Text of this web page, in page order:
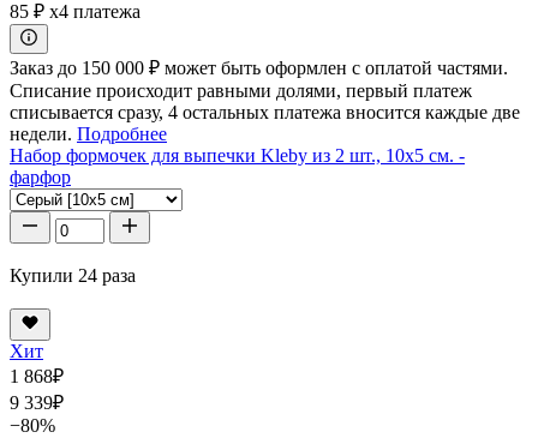
85 ₽ x4 платежа
Заказ до 150 000 ₽ может быть оформлен с оплатой частями.
Списание происходит равными долями, первый платеж
списывается сразу, 4 остальных платежа вносится каждые две
недели. Подробнее
Набор формочек для выпечки Kleby из 2 шт., 10x5 см. -
фарфор
Купили 24 раза
Хит
1 868₽
9 339₽
−80%